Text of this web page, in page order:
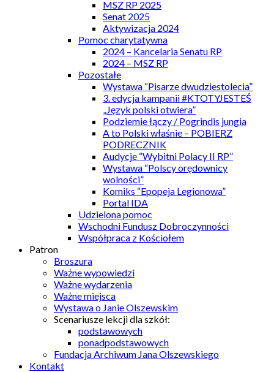
MSZ RP 2025
Senat 2025
Aktywizacja 2024
Pomoc charytatywna
2024 – Kancelaria Senatu RP
2024 – MSZ RP
Pozostałe
Wystawa “Pisarze dwudziestolecia”
3. edycja kampanii #KTOTYJESTEŚ
„Język polski otwiera”
Podziemie łączy / Pogrindis jungia
A to Polski właśnie – POBIERZ
PODRECZNIK
Audycje “Wybitni Polacy II RP”
Wystawa “Polscy orędownicy
wolności”
Komiks “Epopeja Legionowa”
Portal IDA
Udzielona pomoc
Wschodni Fundusz Dobroczynności
Współpraca z Kościołem
Patron
Broszura
Ważne wypowiedzi
Ważne wydarzenia
Ważne miejsca
Wystawa o Janie Olszewskim
Scenariusze lekcji dla szkół:
podstawowych
ponadpodstawowych
Fundacja Archiwum Jana Olszewskiego
Kontakt